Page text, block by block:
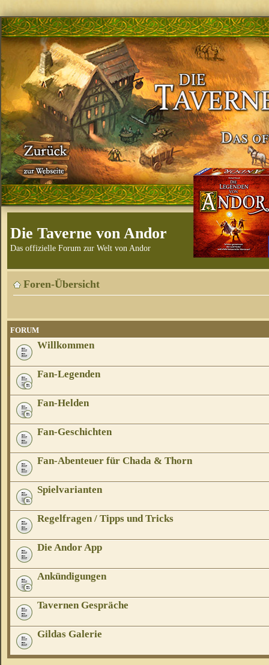
Die Taverne von Andor
Das offizielle Forum zur Welt von Andor
Foren-Übersicht
FORUM
Willkommen
Fan-Legenden
Fan-Helden
Fan-Geschichten
Fan-Abenteuer für Chada & Thorn
Spielvarianten
Regelfragen / Tipps und Tricks
Die Andor App
Ankündigungen
Tavernen Gespräche
Gildas Galerie